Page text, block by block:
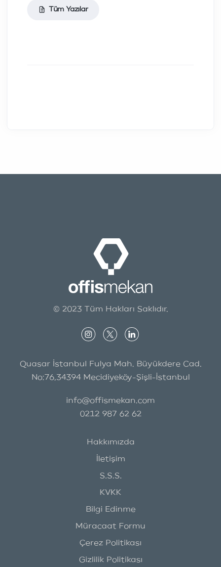
Tüm Yazılar
© 2023 Tüm Hakları Saklıdır.
Quasar İstanbul Fulya Mah. Büyükdere Cad.
No:76,34394 Mecidiyeköy-Şişli-İstanbul
info@offismekan.com
0212 987 62 62
Hakkımızda
İletişim
S.S.S.
KVKK
Bilgi Edinme
Müracaat Formu
Çerez Politikası
Gizlilik Politikası